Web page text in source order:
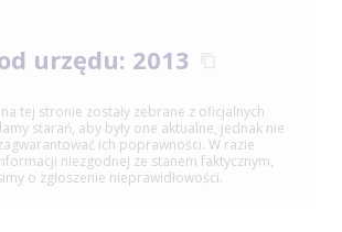
urzędu: 2013
tej stronie zostały zebrane z oficjalnych
starań, aby były one aktualne, jednak nie
ich poprawności. W razie
niezgodnej ze stanem faktycznym,
o zgłoszenie nieprawidłowości.